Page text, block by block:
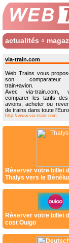
actualités
via-train.com
Web Trains vous
son comparateur
train+avion.
Avec via-train.com,
comparer les tarifs
avions, acheter ou
de trains dans toute
http://www.via-train.com
Réserver votre billet
Thalys vers le
Réserver votre billet
cost Ouigo